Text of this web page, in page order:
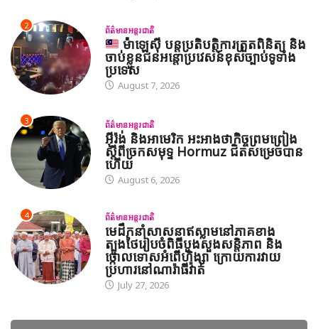
2 ព័ត៌មានអន្តរជាតិ
ម៉ាឡេស៊ី បន្តប្រតិបត្តិការត្រួតពិនិត្យ និង
ចាប់ខ្លួនជនអន្តោប្រវេសន៍ខុសច្បាប់ទូទាំង
ប្រទេស
August 7, 2026
3 ព័ត៌មានអន្តរជាតិ
អ៊ីរ៉ង់ និងអាមេរិក អះអាងថាកិច្ចព្រមព្រៀង
ស្តីពីច្រកសមុទ្ទ Hormuz ជិតសម្រេចបាន
ហើយ
August 6, 2026
4 ព័ត៌មានអន្តរជាតិ
មេដឹកនាំសាសនាឥស្លាមនៅភាគខាង
ត្បូងថៃរៀបចំពិធីបួងសួងសន្តិភាព និង
ថ្កោលទោសអំពើហិង្សា ក្រោយការវាយ
ប្រហារនៅណារ៉ាធីវ៉ាត់
July 27, 2026